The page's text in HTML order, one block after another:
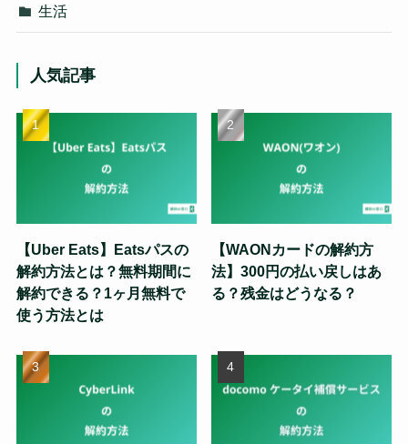
生活
人気記事
【Uber Eats】Eatsパスの
解約方法とは？無料期間に
解約できる？1ヶ月無料で
使う方法とは
【WAONカードの解約方
法】300円の払い戻しはあ
る？残金はどうなる？